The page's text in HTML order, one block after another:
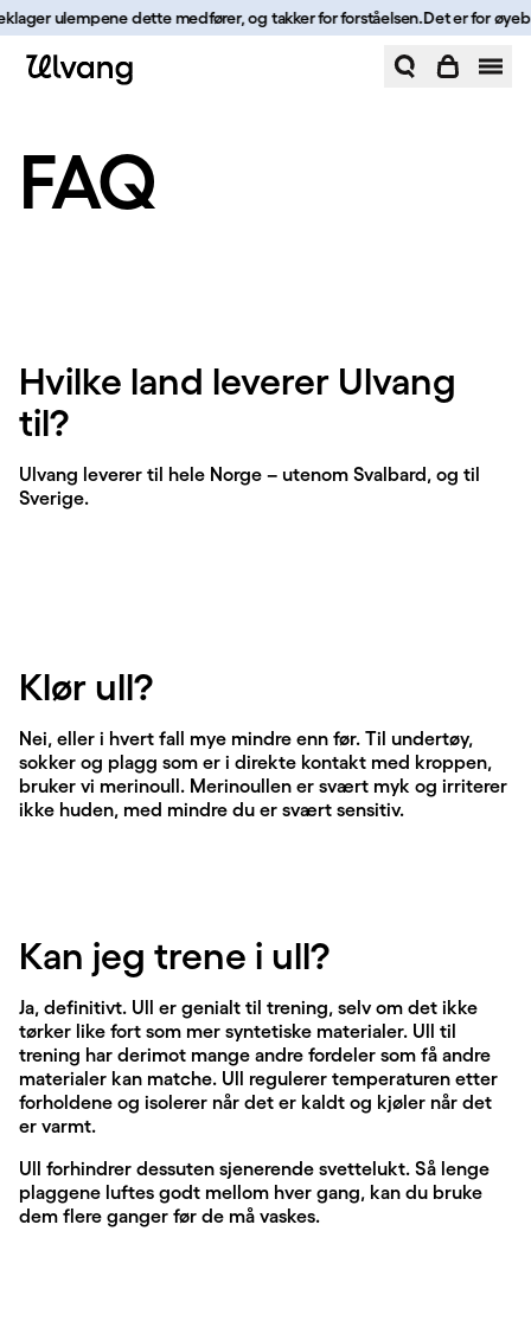
Hopp til innhold
ulempene dette medfører, og takker for forståelsen.Det er for
FAQ
Hvilke land leverer Ulvang
til?
Ulvang leverer til hele Norge – utenom Svalbard, og til
Sverige.
Klør ull?
Nei, eller i hvert fall mye mindre enn før. Til undertøy,
sokker og plagg som er i direkte kontakt med kroppen,
bruker vi merinoull. Merinoullen er svært myk og irriterer
ikke huden, med mindre du er svært sensitiv.
Kan jeg trene i ull?
Ja, definitivt. Ull er genialt til trening, selv om det ikke
tørker like fort som mer syntetiske materialer. Ull til
trening har derimot mange andre fordeler som få andre
materialer kan matche. Ull regulerer temperaturen etter
forholdene og isolerer når det er kaldt og kjøler når det
er varmt.
Ull forhindrer dessuten sjenerende svettelukt. Så lenge
plaggene luftes godt mellom hver gang, kan du bruke
dem flere ganger før de må vaskes.